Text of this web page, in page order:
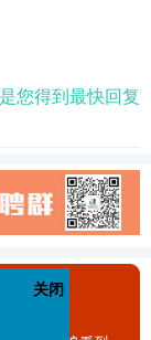
关闭
您得到最快回复